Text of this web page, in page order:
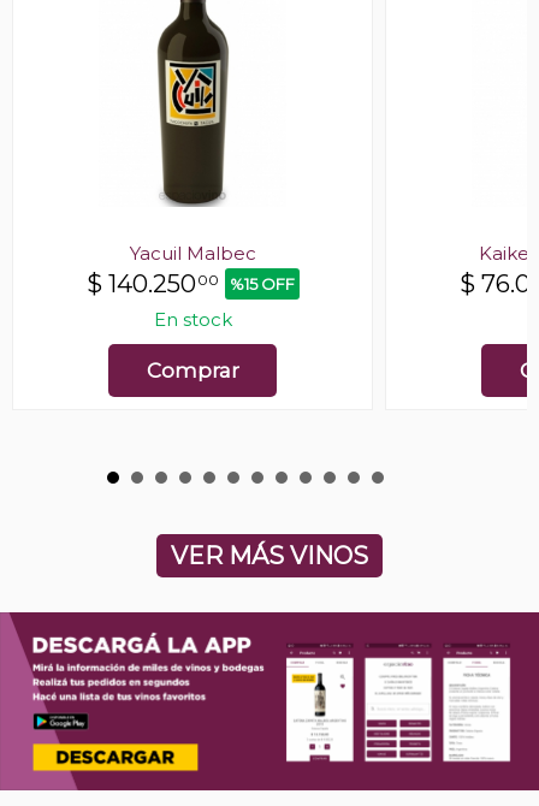
Yacuil Malbec
$ 140.25000 %15 OFF
En stock
Comprar
$
VER MÁS VINOS